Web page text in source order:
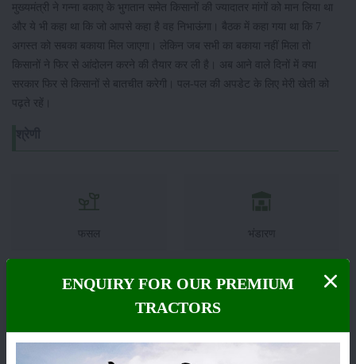
मुख्यमंत्री ने गन्ना बकाए के भुगतान समेत किसानों की ज्यादातर मांगों को मान लिया था
और ये भी कहा था कि जो आपसे कहा है वह निभाऊंगा। बैठक में कहा गया था कि 7
अगस्त को सबका बकाया मिल जाएगा। लेकिन जब सभी का बकाया नहीं मिला तो
किसानों ने फिर से आंदोलन करने की तैयार कर ली है। अब आने वाले दिनों में क्या
सरकार फिर से किसानों से बातचीत करेगी। पल-पल की अपडेट के लिए मेरी खेती को
पढ़ते रहें।
फसल भंडारण
ENQUIRY FOR OUR PREMIUM
TRACTORS